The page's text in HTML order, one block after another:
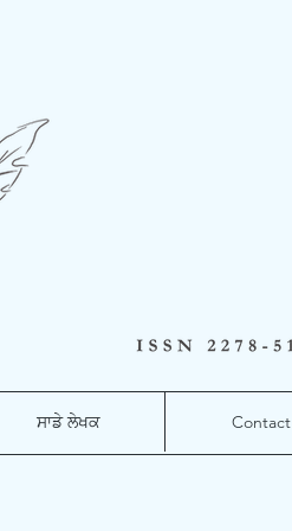
ਸਾਡੇ ਲੇਖਕ Contact